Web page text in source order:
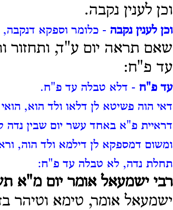
וכן לענין נקבה.
וכן לענין נקבה - כלומר וספקא
שאם תראה יום ע"ד, ותחזור
עד פ"ח:
עד פ"ח - דלא טבלה עד פ"ח.
דאי הוה פשיטא לן דלאו ולד הוא,
דראיית פ"א באחד עשר יום שבין נדה
ומשום דמספקא לן דילמא ולד הוה,
תחלת נדה, לא טבלה עד פ"ח:
רבי ישמעאל אומר יום מ"א
ישמעאל אומר, טימא וטיהר